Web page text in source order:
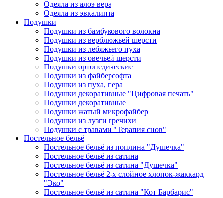
Одеяла из алоэ вера
Одеяла из эвкалипта
Подушки
Подушки из бамбукового волокна
Подушки из верблюжьей шерсти
Подушки из лебяжьего пуха
Подушки из овечьей шерсти
Подушки ортопедические
Подушки из файберсофта
Подушки из пуха, пера
Подушки декоративные "Цифровая печать"
Подушки декоративные
Подушки жатый микрофайбер
Подушки из лузги гречихи
Подушки с травами "Терапия снов"
Постельное бельё
Постельное бельё из поплина "Душечка"
Постельное бельё из сатина
Постельное бельё из сатина "Душечка"
Постельное бельё 2-х слойное хлопок-жаккард
"Эко"
Постельное бельё из сатина "Кот Барбарис"